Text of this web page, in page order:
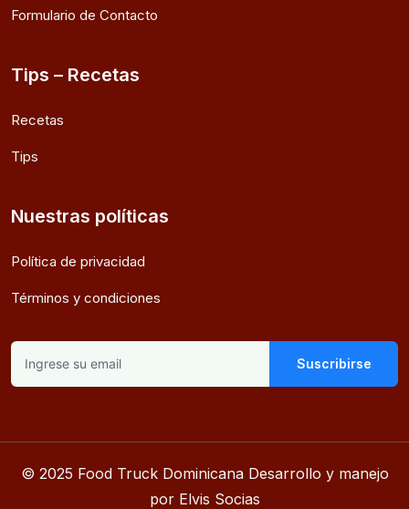
Formulario de Contacto
Tips – Recetas
Recetas
Tips
Nuestras políticas
Política de privacidad
Términos y condiciones
Suscribirse
© 2025 Food Truck Dominicana Desarrollo y manejo
por Elvis Socias